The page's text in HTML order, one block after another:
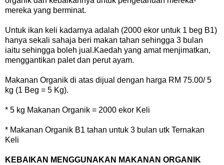
mereka yang berminat.
Untuk ikan keli kadarnya adalah (2000 ekor untuk 1 beg B1)
hanya sekali sahaja beri makan tahan sehingga 3 bulan
iaitu sehingga boleh jual.Kaedah yang amat menjimatkan,
menggantikan palet dan perut ayam.
Makanan Organik di atas dijual dengan harga RM 75.00/ 5
kg (1 Beg = 5 Kg).
* 5 kg Makanan Organik = 2000 ekor Keli
* Makanan Organik B1 tahan untuk 3 bulan utk Ternakan
Keli
KEBAIKAN MENGGUNAKAN MAKANAN ORGANIK